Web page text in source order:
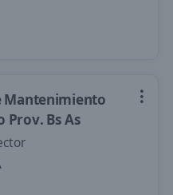
Mantenimiento
Prov. Bs As